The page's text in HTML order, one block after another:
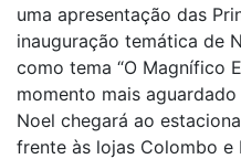
uma apresentação das
inauguração temática de
como tema “O Magnífico
momento mais
Noel chegará ao
frente às lojas Colombo e